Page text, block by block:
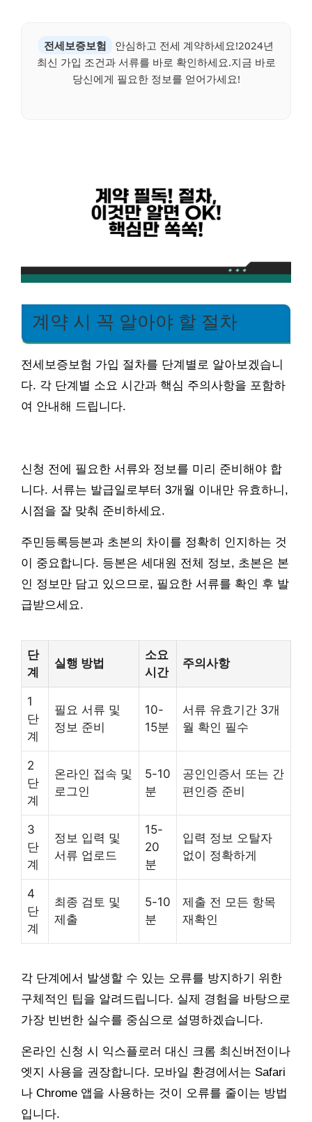
전세보증보험
안심하고 전세 계약하세요!2024년
최신 가입 조건과 서류를 바로 확인하세요.지금 바로
당신에게 필요한 정보를 얻어가세요!
계약 시 꼭 알아야 할 절차
전세보증보험 가입 절차를 단계별로 알아보겠습니
다. 각 단계별 소요 시간과 핵심 주의사항을 포함하
여 안내해 드립니다.
신청 전에 필요한 서류와 정보를 미리 준비해야 합
니다. 서류는 발급일로부터 3개월 이내만 유효하니,
시점을 잘 맞춰 준비하세요.
주민등록등본과 초본의 차이를 정확히 인지하는 것
이 중요합니다. 등본은 세대원 전체 정보, 초본은 본
인 정보만 담고 있으므로, 필요한 서류를 확인 후 발
급받으세요.
단
계
실행 방법
소요
시간
주의사항
1
단
계
필요 서류 및
정보 준비
10-
15분
서류 유효기간 3개
월 확인 필수
2
단
계
온라인 접속 및
로그인
5-10
분
공인인증서 또는 간
편인증 준비
3
단
계
정보 입력 및
서류 업로드
15-
20
분
입력 정보 오탈자
없이 정확하게
4
단
계
최종 검토 및
제출
5-10
분
제출 전 모든 항목
재확인
각 단계에서 발생할 수 있는 오류를 방지하기 위한
구체적인 팁을 알려드립니다. 실제 경험을 바탕으로
가장 빈번한 실수를 중심으로 설명하겠습니다.
온라인 신청 시 익스플로러 대신 크롬 최신버전이나
엣지 사용을 권장합니다. 모바일 환경에서는 Safari
나 Chrome 앱을 사용하는 것이 오류를 줄이는 방법
입니다.